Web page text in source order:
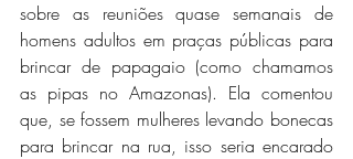
sobre as reuniões quase semanais de
homens adultos em praças públicas para
brincar de papagaio (como chamamos
as pipas no Amazonas). Ela comentou
que, se fossem mulheres levando bonecas
para brincar na rua, isso seria encarado